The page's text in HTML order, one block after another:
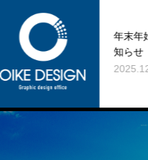
年末年始休業のお
知らせ
2025.12.03